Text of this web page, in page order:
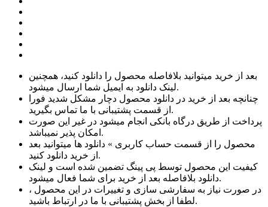
بعد از خرید میتوانید بلافاصله محصول را دانلود کنید، همچنین
لینک دانلود به ایمیل شما ارسال میشود.
چنانچه بعد از خرید در دانلود محصول دچار مشکل شدید فورا
از قسمت پشتیبانی با ما تماس بگیرید.
پرداخت از طریق درگاه بانکی انجام میشود در غیر این صورت
امکان پذیر نمیباشد.
محصول را از قسمت حساب کاربری » دانلود ها میتوانید بعد
از خرید دانلود کنید.
کیفیت این محصول توسط پی پینگ تضمین شده است و لینک
دانلود بلافاصله بعد از خرید برای شما فعال میشود.
در صورت نیاز به سفارشی سازی و تغییرات در این محصول ،
لطفا از بخش پشتیبانی با ما در ارتباط باشید.